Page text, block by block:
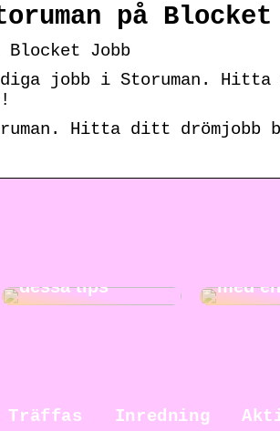
på Blocket
Jobb
jobb i Storuman. Hitta
Hitta ditt drömjobb
dessa tips
med
Inredning